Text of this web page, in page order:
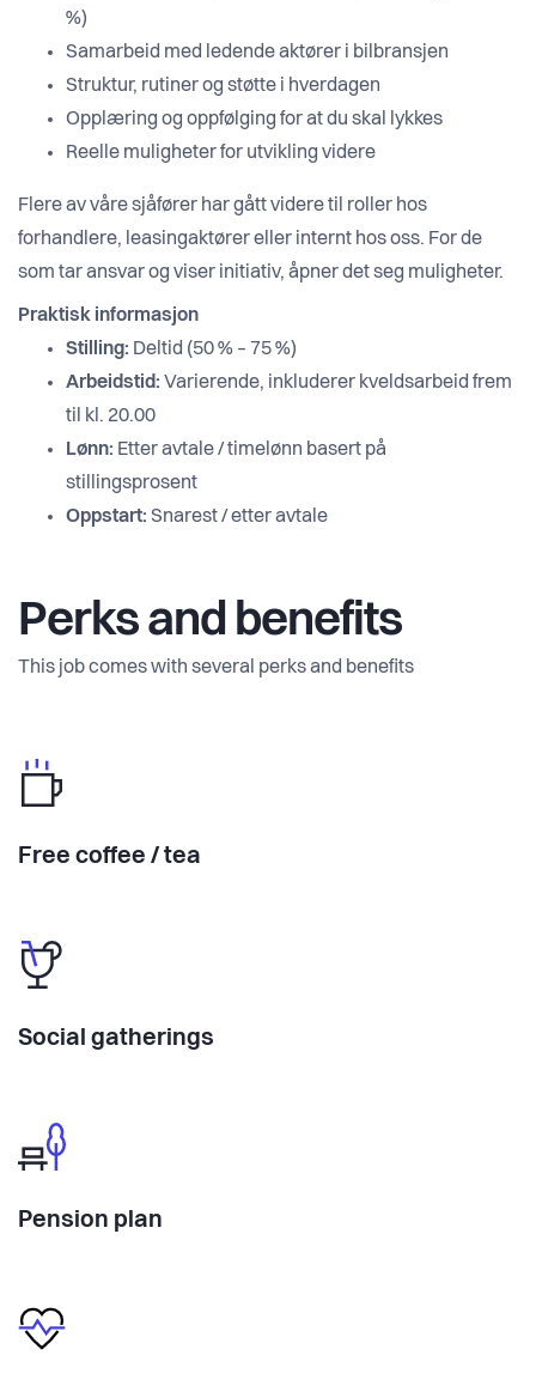
%)
Samarbeid med ledende aktører i bilbransjen
Struktur, rutiner og støtte i hverdagen
Opplæring og oppfølging for at du skal lykkes
Reelle muligheter for utvikling videre
Flere av våre sjåfører har gått videre til roller hos
forhandlere, leasingaktører eller internt hos oss. For de
som tar ansvar og viser initiativ, åpner det seg muligheter.
Praktisk informasjon
Stilling: Deltid (50 % – 75 %)
Arbeidstid: Varierende, inkluderer kveldsarbeid frem
til kl. 20.00
Lønn: Etter avtale / timelønn basert på
stillingsprosent
Oppstart: Snarest / etter avtale
Perks and benefits
This job comes with several perks and benefits
Free coffee / tea
Social gatherings
Pension plan